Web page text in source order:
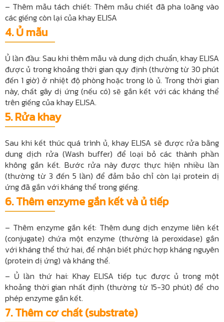
– Thêm mẫu tách chiết: Thêm mẫu chiết đã pha loãng vào
các giếng còn lại của khay ELISA
4.Ủ mẫu
Ủ lần đầu: Sau khi thêm mẫu và dung dịch chuẩn, khay ELISA
được ủ trong khoảng thời gian quy định (thường từ 30 phút
đến 1 giờ) ở nhiệt độ phòng hoặc trong lò ủ. Trong thời gian
này, chất gây dị ứng (nếu có) sẽ gắn kết với các kháng thể
trên giếng của khay ELISA.
5.Rửa khay
Sau khi kết thúc quá trình ủ, khay ELISA sẽ được rửa bằng
dung dịch rửa (Wash buffer) để loại bỏ các thành phần
không gắn kết. Bước rửa này được thực hiện nhiều lần
(thường từ 3 đến 5 lần) để đảm bảo chỉ còn lại protein dị
ứng đã gắn với kháng thể trong giếng.
6.Thêm enzyme gắn kết và ủ tiếp
– Thêm enzyme gắn kết: Thêm dung dịch enzyme liên kết
(conjugate) chứa một enzyme (thường là peroxidase) gắn
với kháng thể thứ hai, để nhận biết phức hợp kháng nguyên
(protein dị ứng) và kháng thể.
– Ủ lần thứ hai: Khay ELISA tiếp tục được ủ trong một
khoảng thời gian nhất định (thường từ 15-30 phút) để cho
phép enzyme gắn kết.
7.Thêm cơ chất (substrate)